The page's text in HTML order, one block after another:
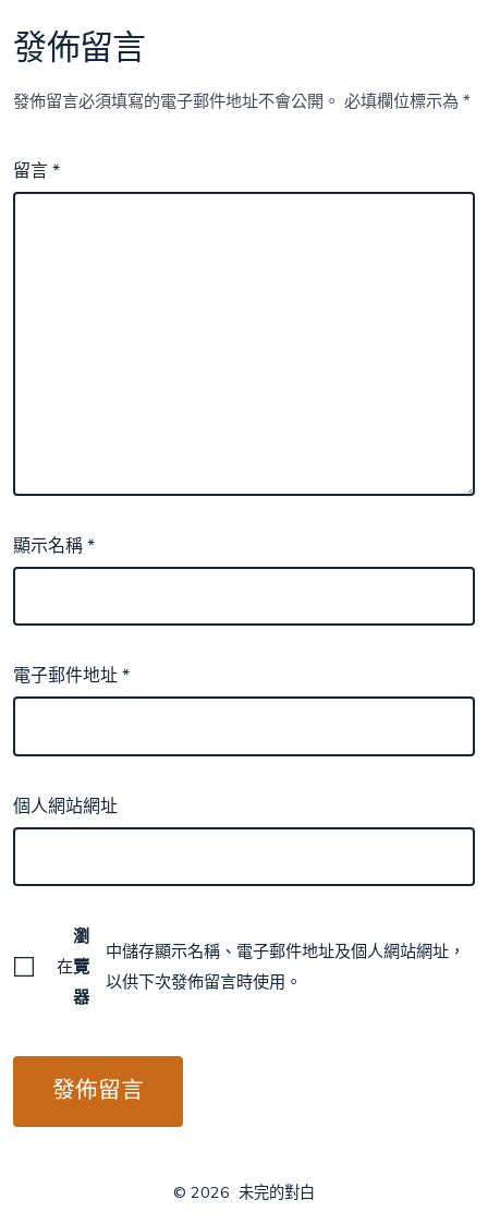
發佈留言
發佈留言必須填寫的電子郵件地址不會公開。 必填欄位標示為*
留言*
顯示名稱*
電子郵件地址*
個人網站網址
在
瀏
覽
器
中儲存顯示名稱、電子郵件地址及個人網站網址，
以供下次發佈留言時使用。
© 2026 未完的對白